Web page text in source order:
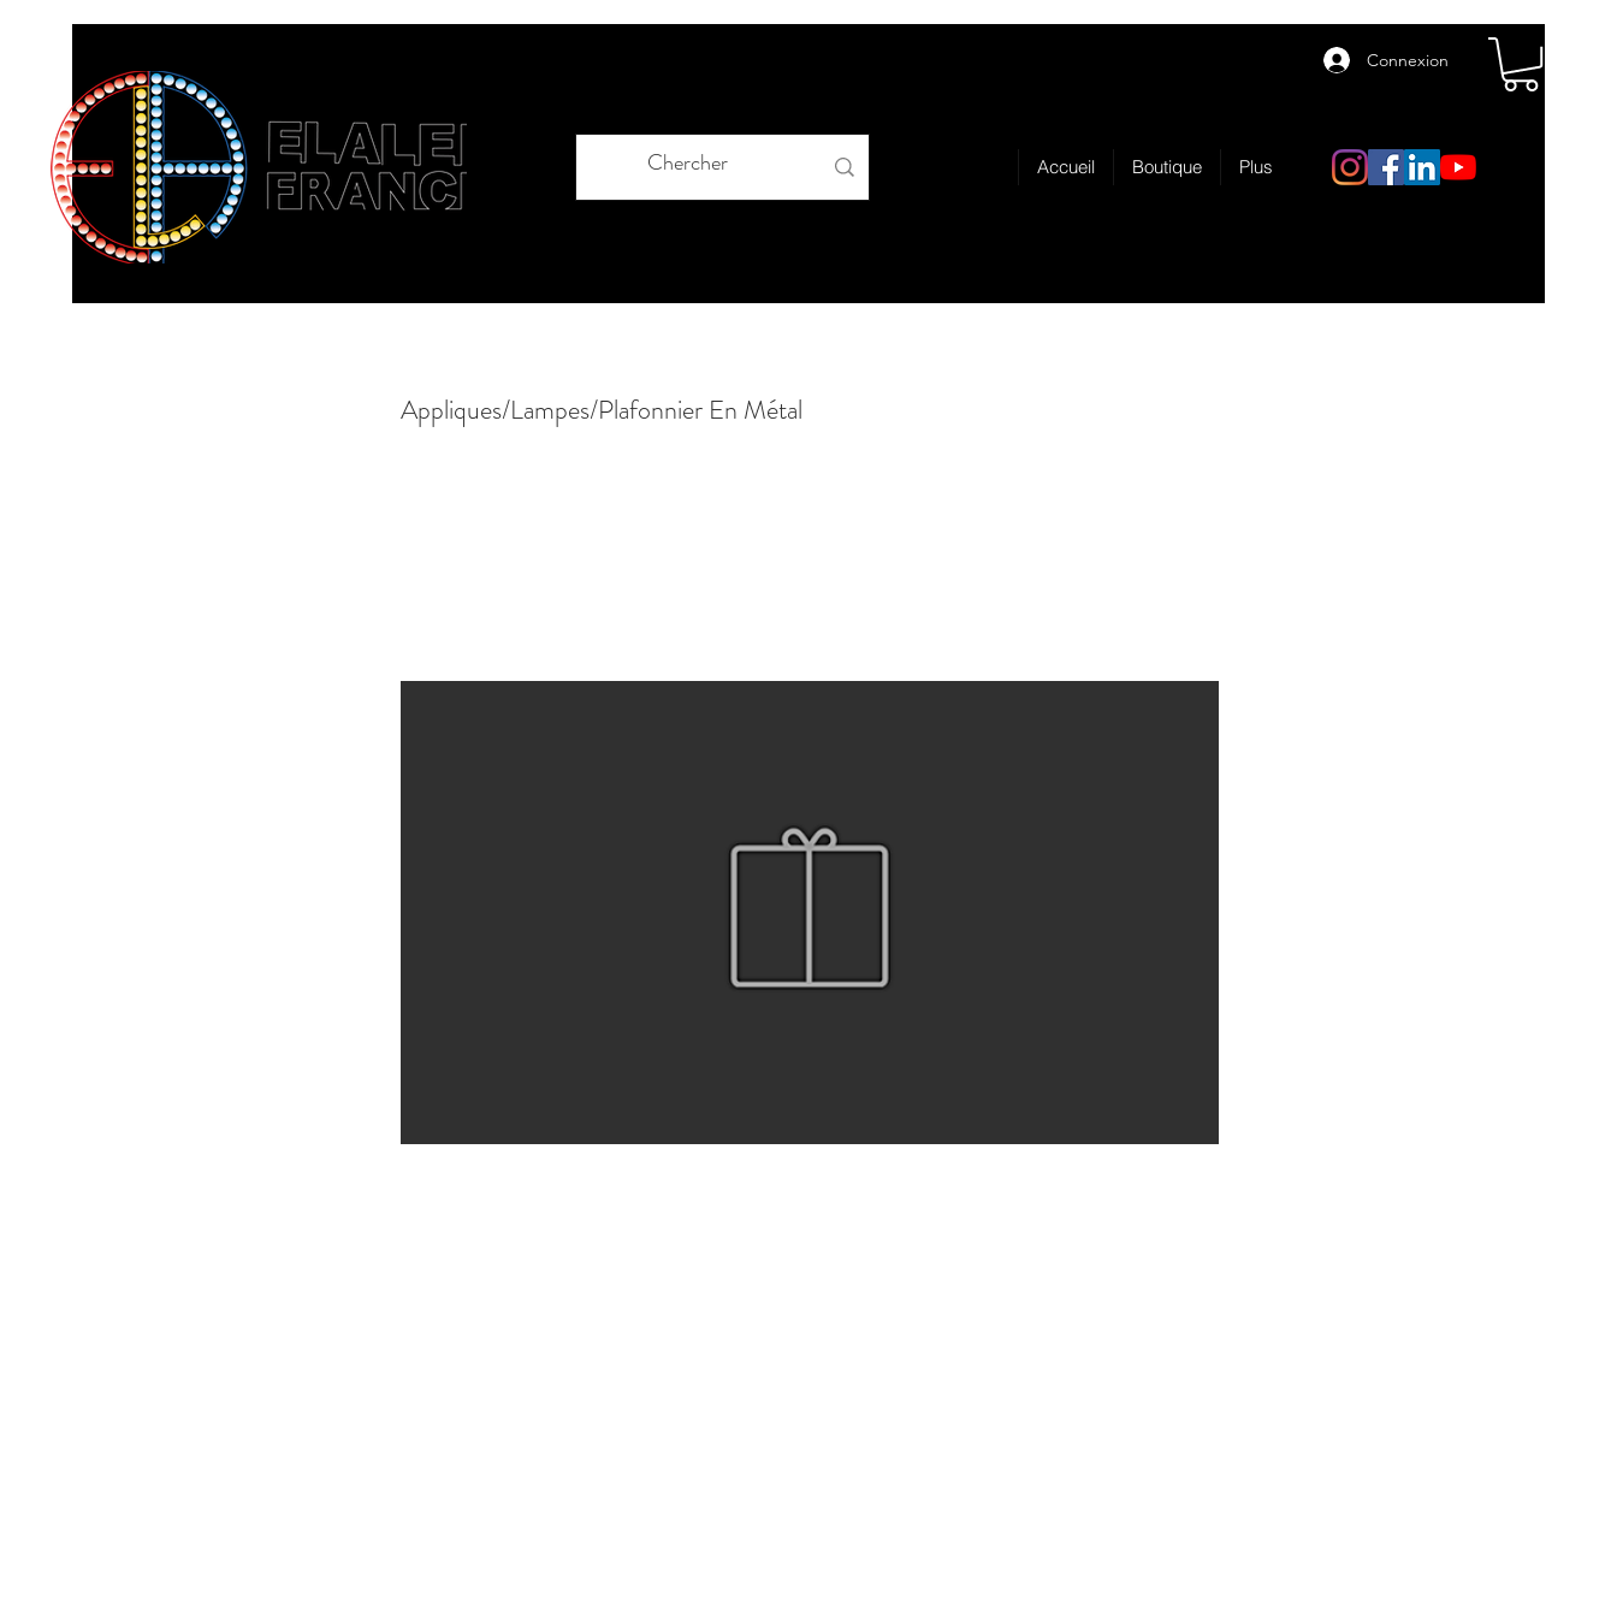
Connexion
Accueil Boutique Plus
Appliques/Lampes/Plafonnier En Métal